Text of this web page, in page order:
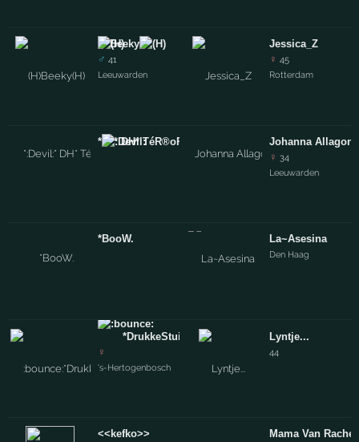
Beeky
♂ 41
Leeuwarden
* * DH* TéR®oR - Hé®T *NL*
*BooW.
*DrukkeStuiterBal*
♀
's-Hertogenbosch
<<kefko>>
Jessica_Z
♀ 45
Rotterdam
Johanna
♀ 34
Leeuwarden
La~Asesina
Den Haag
Lyntje...
44
Mama Van